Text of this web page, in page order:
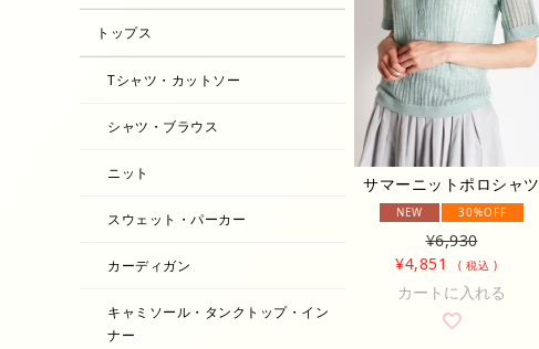
トップス
Tシャツ・カットソー
シャツ・ブラウス
ニット
スウェット・パーカー
カーディガン
キャミソール・タンクトップ・イン
ナー
サマーニットポロシャツ
NEW 30%OFF
¥6,930
¥4,851 税込
カートに入れる